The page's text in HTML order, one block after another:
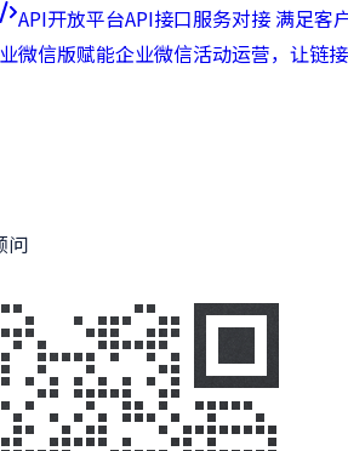
API开放平台API接口服务对接 满足客
微信版赋能企业微信活动运营，让链接
问